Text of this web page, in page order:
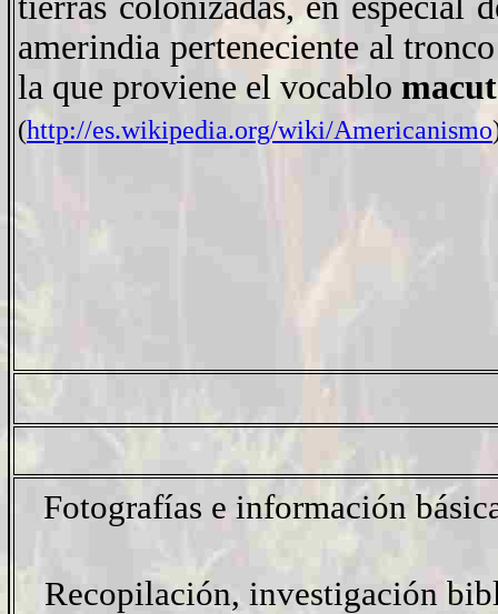
amerindia perteneciente al
la que proviene el vocablo
(http://es.wikipedia.org/wiki/Americanismo
Fotografías e información
Recopilación, investigación